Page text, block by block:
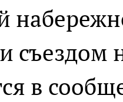
съездом
в